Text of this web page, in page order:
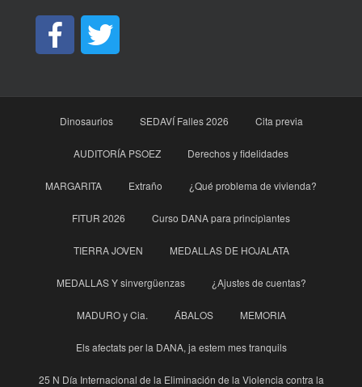
Dinosaurios SEDAVÍ Falles 2026 Cita previa
AUDITORÍA PSOEZ Derechos y fidelidades
MARGARITA Extraño ¿Qué problema de vivienda?
FITUR 2026 Curso DANA para principìantes
TIERRA JOVEN MEDALLAS DE HOJALATA
MEDALLAS Y sinvergüenzas ¿Ajustes de cuentas?
MADURO y Cia. ÁBALOS MEMORIA
Els afectats per la DANA, ja estem mes tranquils
25 N Día Internacional de la Eliminación de la Violencia contra la